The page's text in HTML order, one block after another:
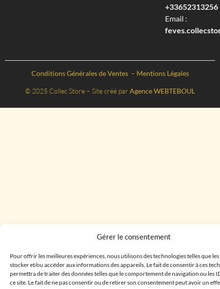
Gérer le consentement
Pour offrir les meilleures expériences, nous utilisons des technologies telles que
stocker et/ou accéder aux informations des appareils. Le fait de consentir à ces
permettra de traiter des données telles que le comportement de navigation ou les
ce site. Le fait de ne pas consentir ou de retirer son consentement peut avoir un
+33652313256‬
Email :
Conditions Générales de Ventes – Mentions Légales
© 2025 Collec Store – Site créé par Agence WEBTEBOUL